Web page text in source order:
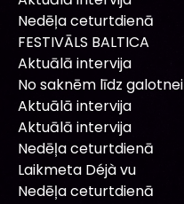
Nedēļa ceturtdienā
FESTIVĀLS BALTICA
Aktuālā intervija
No saknēm līdz galotnei
Aktuālā intervija
Aktuālā intervija
Nedēļa ceturtdienā
Laikmeta Déjà vu
Nedēļa ceturtdienā